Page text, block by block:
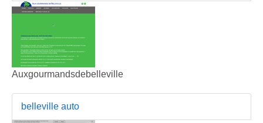
Auxgourmandsdebelleville
belleville auto